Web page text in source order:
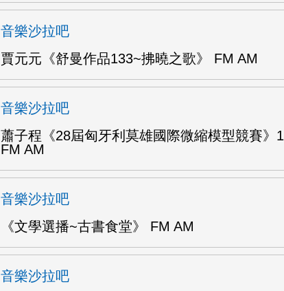
音樂沙拉吧
賈元元《舒曼作品133~拂曉之歌》 FM AM
音樂沙拉吧
蕭子程《28屆匈牙利莫雄國際微縮模型競賽》1
FM AM
音樂沙拉吧
《文學選播~古書食堂》 FM AM
音樂沙拉吧